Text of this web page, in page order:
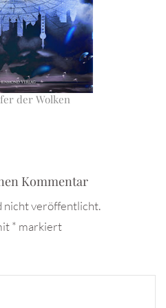
der Wolken
Kommentar
nicht veröffentlicht.
* markiert